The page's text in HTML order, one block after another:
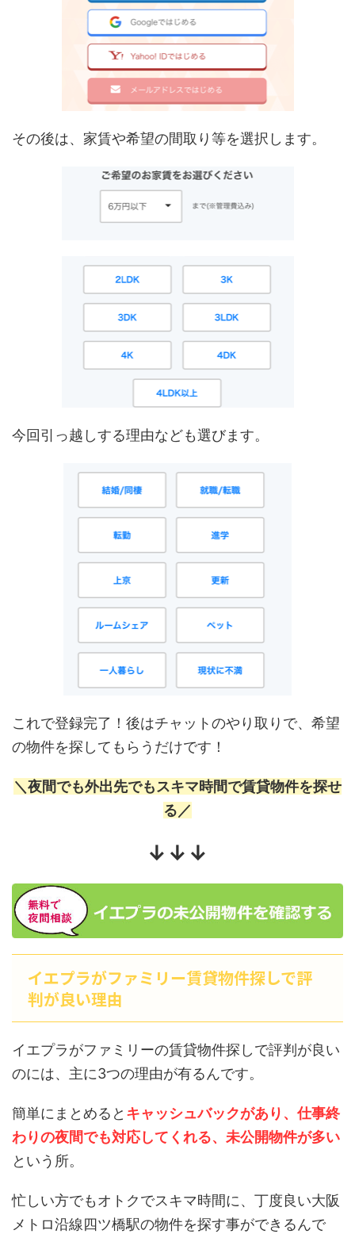
その後は、家賃や希望の間取り等を選択します。
今回引っ越しする理由なども選びます。
これで登録完了！後はチャットのやり取りで、希望
の物件を探してもらうだけです！
＼夜間でも外出先でもスキマ時間で賃貸物件を探せ
る／
↓↓↓
イエプラがファミリー賃貸物件探しで評
判が良い理由
イエプラがファミリーの賃貸物件探しで評判が良い
のには、主に3つの理由が有るんです。
簡単にまとめると キャッシュバックがあり、仕事終
わりの夜間でも対応してくれる、未公開物件が多い
という所。
忙しい方でもオトクでスキマ時間に、丁度良い大阪
メトロ沿線四ツ橋駅の物件を探す事ができるんで